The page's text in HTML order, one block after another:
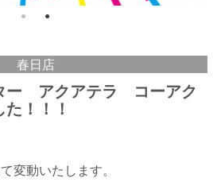
春日店
ー アクアテラ コーアク
！！！
変動いたします。